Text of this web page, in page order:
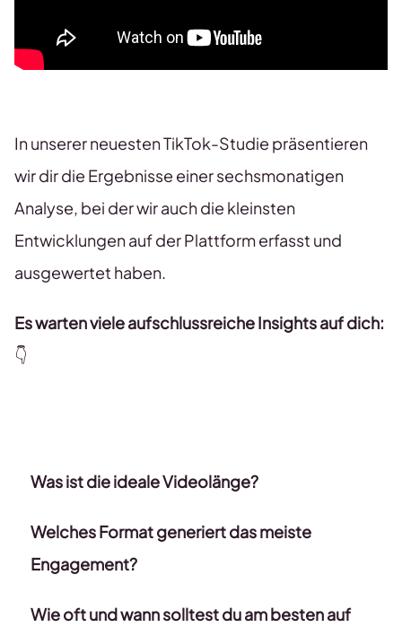
In unserer neuesten TikTok-Studie präsentieren
wir dir die Ergebnisse einer sechsmonatigen
Analyse, bei der wir auch die kleinsten
Entwicklungen auf der Plattform erfasst und
ausgewertet haben.
Es warten viele aufschlussreiche Insights auf dich:
👇
Was ist die ideale Videolänge?
Welches Format generiert das meiste
Engagement?
Wie oft und wann solltest du am besten auf